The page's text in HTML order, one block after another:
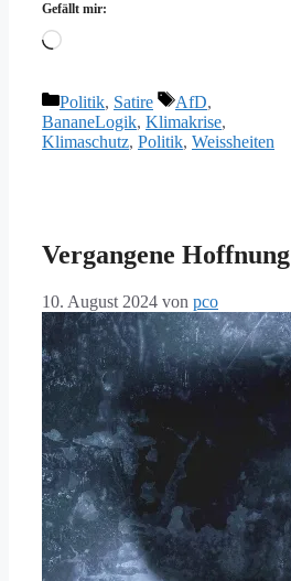
Gefällt mir:
Wird
Kategorien
Politik, Satire Schlagwörter
AfD,
BananeLogik, Klimakrise,
Klimaschutz, Politik, Weissheiten
Vergangene Hoffnung
10. August 2024 von pco